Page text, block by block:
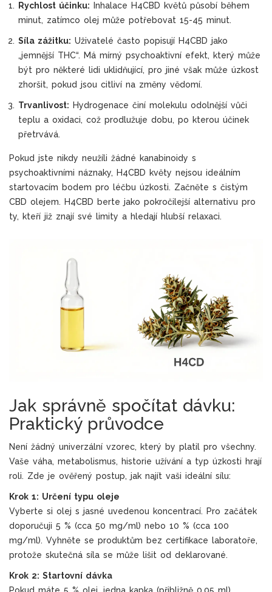
Rychlost účinku: Inhalace H4CBD květů působí během
minut, zatímco olej může potřebovat 15-45 minut.
Síla zážitku: Uživatelé často popisují H4CBD jako
„jemnější THC“. Má mírný psychoaktivní efekt, který může
být pro některé lidi uklidňující, pro jiné však může úzkost
zhoršit, pokud jsou citliví na změny vědomí.
Trvanlivost: Hydrogenace činí molekulu odolnější vůči
teplu a oxidaci, což prodlužuje dobu, po kterou účinek
přetrvává.
Pokud jste nikdy neužíli žádné kanabinoidy s
psychoaktivními náznaky, H4CBD květy nejsou ideálním
startovacím bodem pro léčbu úzkosti. Začněte s čistým
CBD olejem. H4CBD berte jako pokročilejší alternativu pro
ty, kteří již znají své limity a hledají hlubší relaxaci.
Jak správně spočítat dávku:
Praktický průvodce
Není žádný univerzální vzorec, který by platil pro všechny.
Vaše váha, metabolismus, historie užívání a typ úzkosti hrají
roli. Zde je ověřený postup, jak najít vaši ideální sílu:
Krok 1: Určení typu oleje
Vyberte si olej s jasné uvedenou koncentrací. Pro začátek
doporučuji 5 % (cca 50 mg/ml) nebo 10 % (cca 100
mg/ml). Vyhněte se produktům bez certifikace laboratoře,
protože skutečná síla se může lišit od deklarované.
Krok 2: Startovní dávka